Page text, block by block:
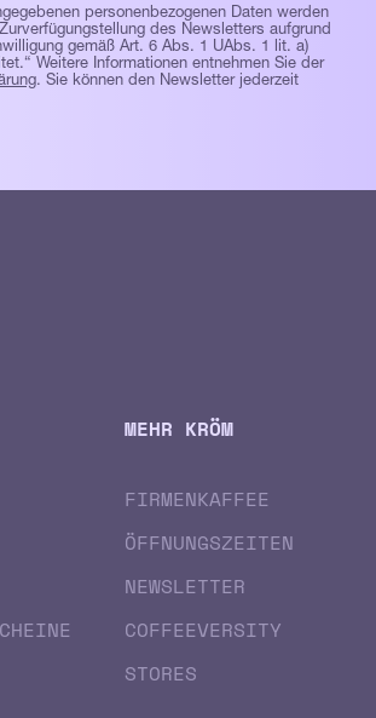
personenbezogenen Daten werden
des Newsletters aufgrund
gemäß Art. 6 Abs. 1 UAbs. 1 lit. a)
Weitere Informationen entnehmen Sie der
. Sie können den Newsletter jederzeit
MEHR KRÖM
FIRMENKAFFEE
ÖFFNUNGSZEITEN
NEWSLETTER
COFFEEVERSITY
STORES